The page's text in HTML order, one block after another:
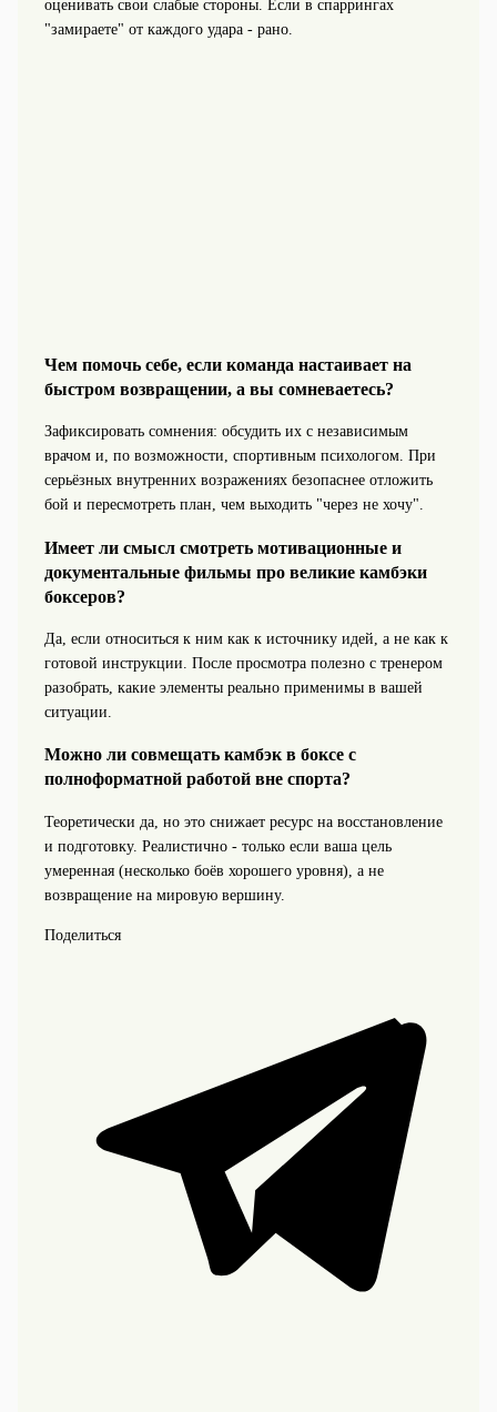
оценивать свои слабые стороны. Если в спаррингах
"замираете" от каждого удара - рано.
Чем помочь себе, если команда настаивает на
быстром возвращении, а вы сомневаетесь?
Зафиксировать сомнения: обсудить их с независимым
врачом и, по возможности, спортивным психологом. При
серьёзных внутренних возражениях безопаснее отложить
бой и пересмотреть план, чем выходить "через не хочу".
Имеет ли смысл смотреть мотивационные и
документальные фильмы про великие камбэки
боксеров?
Да, если относиться к ним как к источнику идей, а не как к
готовой инструкции. После просмотра полезно с тренером
разобрать, какие элементы реально применимы в вашей
ситуации.
Можно ли совмещать камбэк в боксе с
полноформатной работой вне спорта?
Теоретически да, но это снижает ресурс на восстановление
и подготовку. Реалистично - только если ваша цель
умеренная (несколько боёв хорошего уровня), а не
возвращение на мировую вершину.
Поделиться